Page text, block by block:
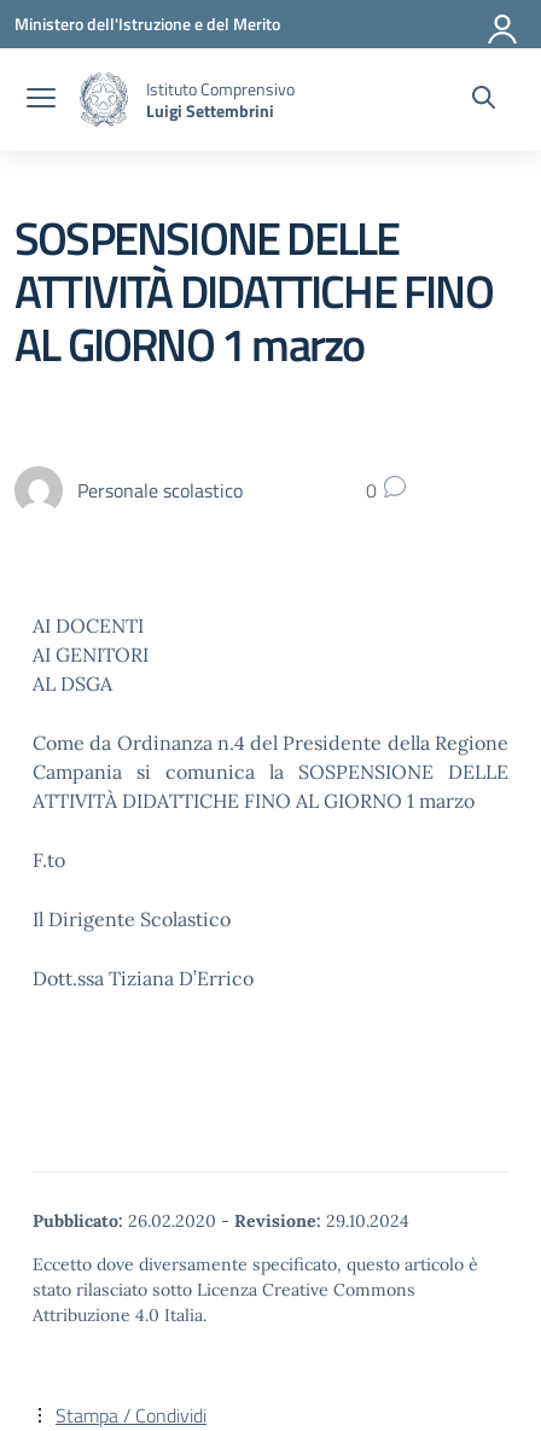
Vai ai contenuti
Vai al menu di navigazione
Vai al footer
Ministero dell'Istruzione e del Merito
Istituto Comprensivo
Luigi Settembrini
SOSPENSIONE DELLE
ATTIVITÀ DIDATTICHE FINO
AL GIORNO 1 marzo
Personale scolastico 0
AI DOCENTI
AI GENITORI
AL DSGA
Come da Ordinanza n.4 del Presidente della Regione
Campania si comunica la SOSPENSIONE DELLE
ATTIVITÀ DIDATTICHE FINO AL GIORNO 1 marzo
F.to
Il Dirigente Scolastico
Dott.ssa Tiziana D’Errico
Pubblicato: 26.02.2020 - Revisione: 29.10.2024
Eccetto dove diversamente specificato, questo articolo è
stato rilasciato sotto Licenza Creative Commons
Attribuzione 4.0 Italia.
Stampa / Condividi